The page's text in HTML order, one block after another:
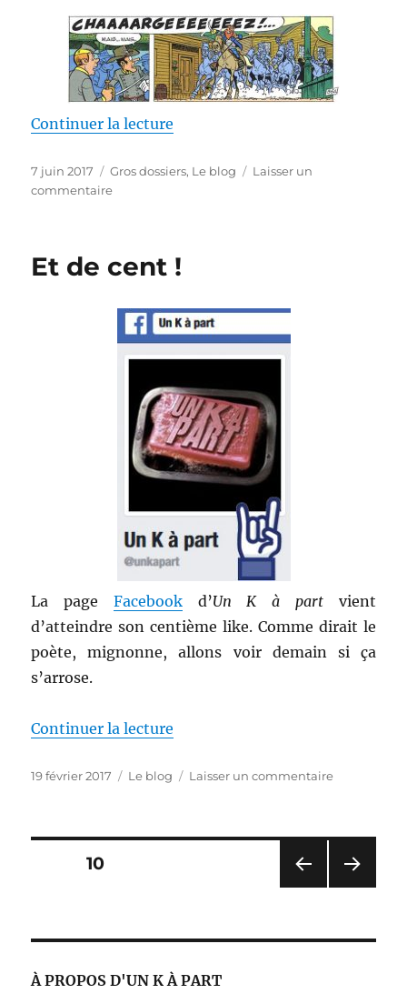
Continuer la lecture
Publié
le
7 juin 2017 Catégories
Gros dossiers, Le blog
Laisser un
commentairesur
son
Et de cent !
La page Facebookd’Un K à partvient
d’atteindre son centième like. Comme dirait le
poète, mignonne, allons voir demain si ça
s’arrose.
Continuer la lecture
Publié
19 février 2017 Catégories
Le blog Laisser un commentairesur
Pagination
publications
CÉD
PAGE10
ANT
À PROPOS D'UN K À PART